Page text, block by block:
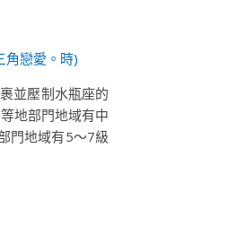
角戀愛。時)
並壓制水瓶座的
地部門地域有中
門地域有5～7級